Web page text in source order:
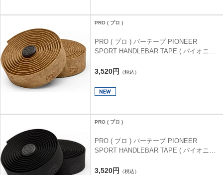
PRO ( プロ )
PRO ( プロ ) バーテープ PIONEER
SPORT HANDLEBAR TAPE ( パイオニア
ウン 3.5mm
3,520円 （税込）
PRO ( プロ )
PRO ( プロ ) バーテープ PIONEER
SPORT HANDLEBAR TAPE ( パイオニア
3.5mm
3,520円 （税込）